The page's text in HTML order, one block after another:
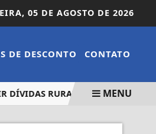
05 DE AGOSTO DE 2026
DE DESCONTO CONTATO
RURAIS E COMBUSTÍVEIS
MENU